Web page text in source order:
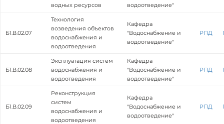
водных ресурсов
водоотведение"
Б1.В.02.07
Технология
возведения объектов
водоснабжения и
водоотведения
Кафедра
"Водоснабжение и
водоотведение"
РПД
Б1.В.02.08
Эксплуатация систем
водоснабжения и
водоотведения
Кафедра
"Водоснабжение и
водоотведение"
РПД
Б1.В.02.09
Реконструкция
систем
водоснабжения и
водоотведения
Кафедра
"Водоснабжение и
водоотведение"
РПД